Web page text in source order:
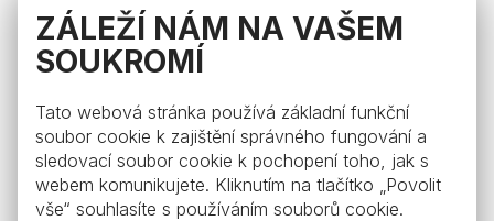
ZÁLEŽÍ NÁM NA VAŠEM
SOUKROMÍ
Tato webová stránka používá základní funkční
soubor cookie k zajištění správného fungování a
sledovací soubor cookie k pochopení toho, jak s
webem komunikujete. Kliknutím na tlačítko „Povolit
vše“ souhlasíte s používáním souborů cookie.